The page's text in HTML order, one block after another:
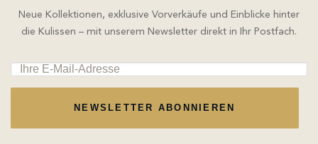
Neue Kollektionen, exklusive Vorverkäufe und Einblicke hinter
die Kulissen – mit unserem Newsletter direkt in Ihr Postfach.
NEWSLETTER ABONNIEREN